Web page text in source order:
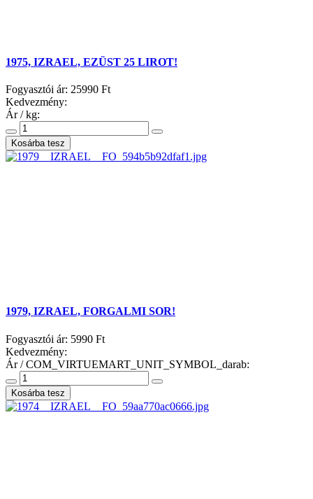
1975, IZRAEL, EZÜST 25 LIROT!
Fogyasztói ár: 25990 Ft
Kedvezmény:
Ár / kg:
1979, IZRAEL, FORGALMI SOR!
Fogyasztói ár: 5990 Ft
Kedvezmény:
Ár / COM_VIRTUEMART_UNIT_SYMBOL_darab: